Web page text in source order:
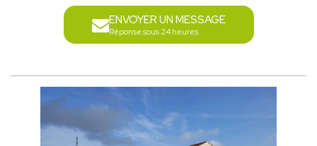
ENVOYER UN MESSAGE
Réponse sous 24 heures